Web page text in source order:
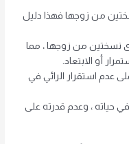
من زوجها فهذا دليل
نسختين من زوجها ، مما
أو الابتعاد.
عدم استقرار الرائي في
حياته ، وعدم قدرته على